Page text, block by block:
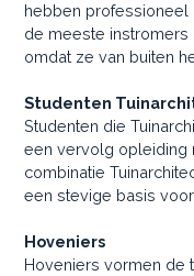
hebben professioneel
de meeste
omdat ze van buiten
Studenten
Studenten die
een vervolg opleiding
combinatie
een stevige basis
Hoveniers
Hoveniers vormen de